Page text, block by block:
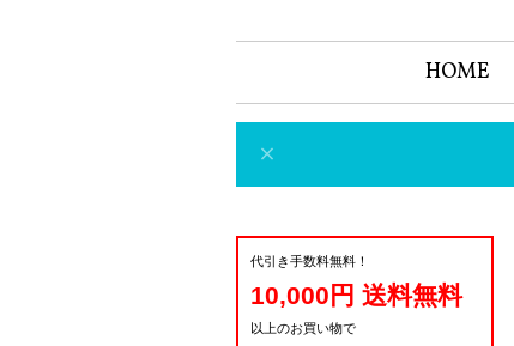
HOME
代引き手数料無料！
10,000円 送料無料
以上のお買い物で